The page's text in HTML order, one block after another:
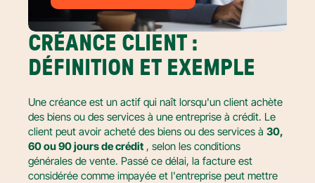
CRÉANCE CLIENT :
DÉFINITION ET EXEMPLE
Une créance est un actif qui naît lorsqu'un client achète
des biens ou des services à une entreprise à crédit. Le
client peut avoir acheté des biens ou des services à 30,
60 ou 90 jours de crédit , selon les conditions
générales de vente. Passé ce délai, la facture est
considérée comme impayée et l'entreprise peut mettre